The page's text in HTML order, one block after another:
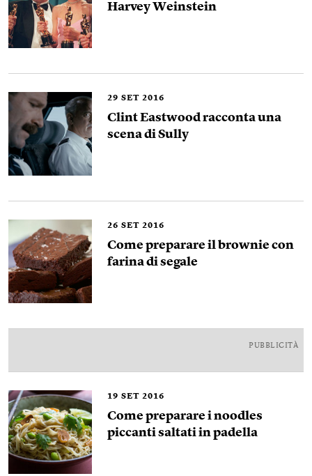
Harvey Weinstein
29 SET 2016
Clint Eastwood racconta una
scena di Sully
26 SET 2016
Come preparare il brownie con
farina di segale
PUBBLICITÀ
19 SET 2016
Come preparare i noodles
piccanti saltati in padella